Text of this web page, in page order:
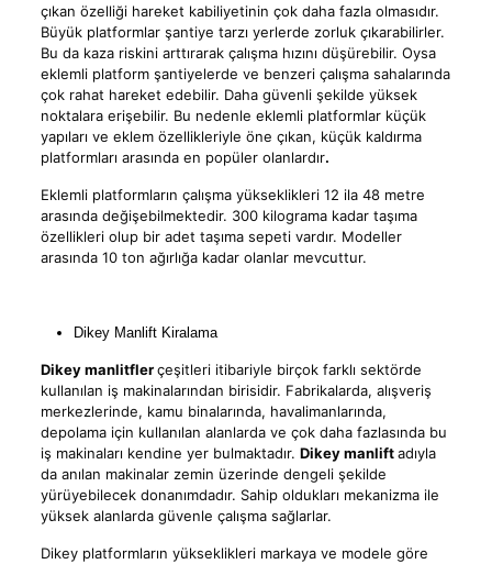
çıkan özelliği hareket kabiliyetinin çok daha fazla olmasıdır.
Büyük platformlar şantiye tarzı yerlerde zorluk çıkarabilirler.
Bu da kaza riskini arttırarak çalışma hızını düşürebilir. Oysa
eklemli platform şantiyelerde ve benzeri çalışma sahalarında
çok rahat hareket edebilir. Daha güvenli şekilde yüksek
noktalara erişebilir. Bu nedenle eklemli platformlar küçük
yapıları ve eklem özellikleriyle öne çıkan, küçük kaldırma
platformları arasında en popüler olanlardır.
Eklemli platformların çalışma yükseklikleri 12 ila 48 metre
arasında değişebilmektedir. 300 kilograma kadar taşıma
özellikleri olup bir adet taşıma sepeti vardır. Modeller
arasında 10 ton ağırlığa kadar olanlar mevcuttur.
Dikey Manlift Kiralama
Dikey manlitflerçeşitleri itibariyle birçok farklı sektörde
kullanılan iş makinalarından birisidir. Fabrikalarda, alışveriş
merkezlerinde, kamu binalarında, havalimanlarında,
depolama için kullanılan alanlarda ve çok daha fazlasında bu
iş makinaları kendine yer bulmaktadır. Dikey manliftadıyla
da anılan makinalar zemin üzerinde dengeli şekilde
yürüyebilecek donanımdadır. Sahip oldukları mekanizma ile
yüksek alanlarda güvenle çalışma sağlarlar.
Dikey platformların yükseklikleri markaya ve modele göre